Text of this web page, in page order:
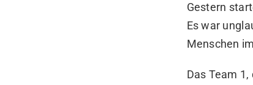
Gestern
Es war
Menschen
Das Team